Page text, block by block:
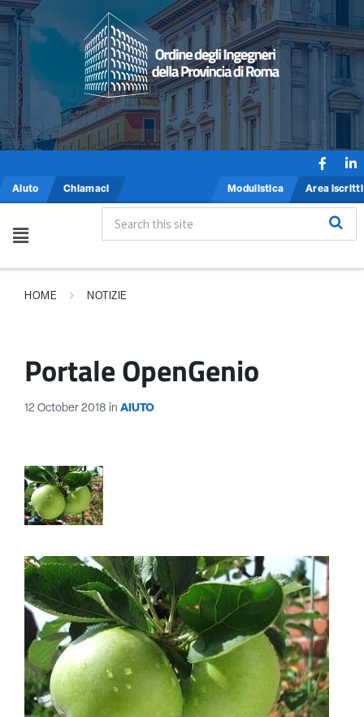
Aiuto Chiamaci Modulistica Area iscritti
HOME NOTIZIE
Portale OpenGenio
12 October 2018 in AIUTO